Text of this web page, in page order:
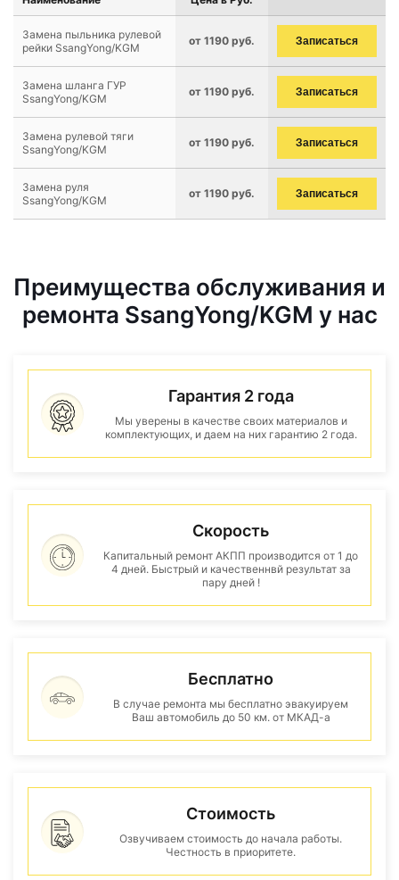
Замена пыльника рулевой
рейки SsangYong/KGM
от 1190 руб. Записаться
Замена шланга ГУР
SsangYong/KGM
от 1190 руб. Записаться
Замена рулевой тяги
SsangYong/KGM
от 1190 руб. Записаться
Замена руля
SsangYong/KGM
от 1190 руб. Записаться
Преимущества обслуживания и
ремонта SsangYong/KGM у нас
Гарантия 2 года
Мы уверены в качестве своих материалов и
комплектующих, и даем на них гарантию 2 года.
Скорость
Капитальный ремонт АКПП производится от 1 до
4 дней. Быстрый и качественнвй результат за
пару дней !
Бесплатно
В случае ремонта мы бесплатно эвакуируем
Ваш автомобиль до 50 км. от МКАД-а
Стоимость
Озвучиваем стоимость до начала работы.
Честность в приоритете.